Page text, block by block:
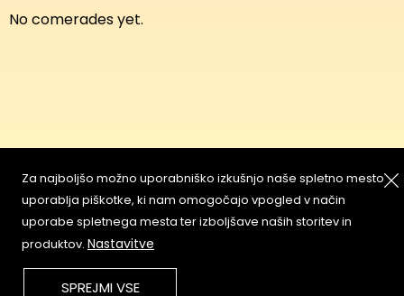
No comerades yet.
About
Contact
Partners & Supporters
Copyleft
Terms & Conditions of
Service
Za najboljšo možno uporabniško izkušnjo naše spletno mesto
uporablja piškotke, ki nam omogočajo vpogled v način
uporabe spletnega mesta ter izboljšave naših storitev in
produktov. Nastavitve
SPREJMI VSE